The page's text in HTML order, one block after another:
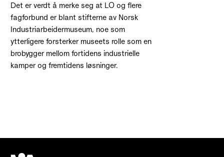
Det er verdt å merke seg at LO og flere
fagforbund er blant stifterne av Norsk
Industriarbeidermuseum, noe som
ytterligere forsterker museets rolle som en
brobygger mellom fortidens industrielle
kamper og fremtidens løsninger.